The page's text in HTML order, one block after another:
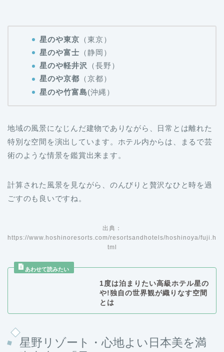
星のや東京 （東京）
星のや富士 （静岡）
星のや軽井沢
（長野）
星のや京都 （京都）
星のや竹富島(沖縄）
地域の風景になじんだ建物でありながら、日常とは離れた
特別な空間を演出しています。ホテル内からは、まるで芸
術のような情景を鑑賞出来ます。
計算された風景を見ながら、のんびりと贅沢なひと時を過
ごすのも良いですね。
出典：
https://www.hoshinoresorts.com/resortsandhotels/hoshinoya/fuji.h
tml
1度は泊まりたい高級ホテル星の
や!独自の世界観が織りなす空間
とは
星野リゾート・心地よい日本美を満